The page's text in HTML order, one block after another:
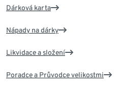
Dárková karta
Nápady na dárky
Likvidace a složení
Poradce a Průvodce velikostmi